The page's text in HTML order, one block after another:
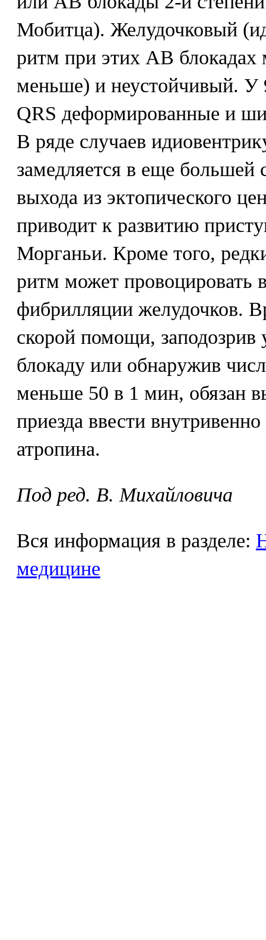
Мобитца). Желудочковый
ритм при этих АВ
меньше) и неустойчивый. У
QRS деформированные и
В ряде случаев
замедляется в еще большей
выхода из эктопического
приводит к развитию
Морганьи. Кроме того,
ритм может провоцировать
фибрилляции желудочков.
скорой помощи,
блокаду или обнаружив
меньше 50 в 1 мин, обязан
приезда ввести
атропина.
Под ред. В. Михайловича
Вся информация в разделе:
медицине